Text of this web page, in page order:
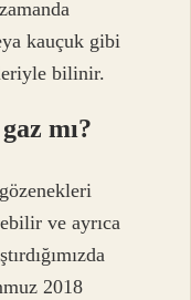
kauçuk gibi
bilinir.
mı?
ve ayrıca
2018